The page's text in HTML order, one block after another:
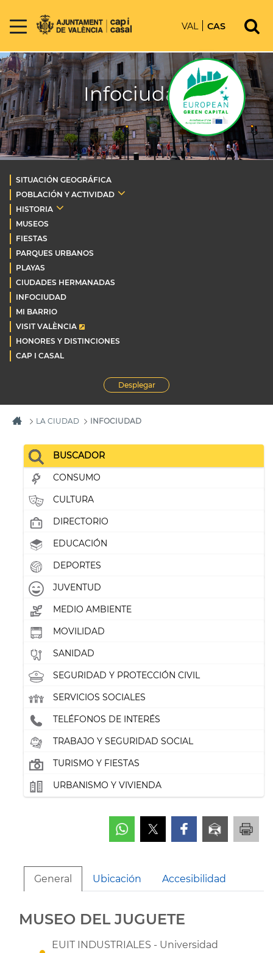
VAL CAS
Infociudad
SITUACIÓN GEOGRÁFICA
POBLACIÓN Y ACTIVIDAD
HISTORIA
MUSEOS
FIESTAS
PARQUES URBANOS
PLAYAS
CIUDADES HERMANADAS
INFOCIUDAD
MI BARRIO
VISIT VALÈNCIA
HONORES Y DISTINCIONES
CAP I CASAL
Desplegar
LA CIUDAD INFOCIUDAD
BUSCADOR
CONSUMO
CULTURA
DIRECTORIO
EDUCACIÓN
DEPORTES
JUVENTUD
MEDIO AMBIENTE
MOVILIDAD
SANIDAD
SEGURIDAD Y PROTECCIÓN CIVIL
SERVICIOS SOCIALES
TELÉFONOS DE INTERÉS
TRABAJO Y SEGURIDAD SOCIAL
TURISMO Y FIESTAS
URBANISMO Y VIVIENDA
General Ubicación Accesibilidad
MUSEO DEL JUGUETE
EUIT INDUSTRIALES - Universidad